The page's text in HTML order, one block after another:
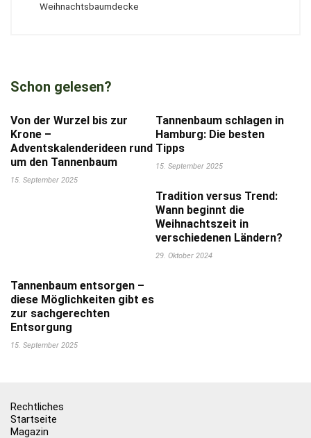
Weihnachtsbaumdecke
Schon gelesen?
Von der Wurzel bis zur
Krone –
Adventskalenderideen rund
um den Tannenbaum
15. September 2025
Tannenbaum schlagen in
Hamburg: Die besten
Tipps
15. September 2025
Tradition versus Trend:
Wann beginnt die
Weihnachtszeit in
verschiedenen Ländern?
29. Oktober 2024
Tannenbaum entsorgen –
diese Möglichkeiten gibt es
zur sachgerechten
Entsorgung
15. September 2025
Rechtliches
Startseite
Magazin